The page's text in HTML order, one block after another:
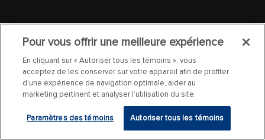
Pour vous offrir une meilleure expérience
En cliquant sur « Autoriser tous les témoins », vous
acceptez de les conserver sur votre appareil afin de profiter
d’une expérience de navigation optimale, aider au
marketing pertinent et analyser l’utilisation du site.
Paramètres des témoins Autoriser tous les témoins